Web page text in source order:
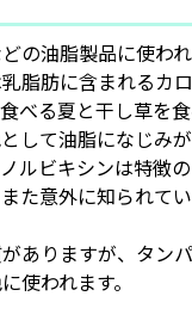
の油脂製品に使わ
脂肪に含まれるカ
べる夏と干し草を
して油脂になじみ
ルビキシンは特徴
た意外に知られて
ありますが、タン
使われます。